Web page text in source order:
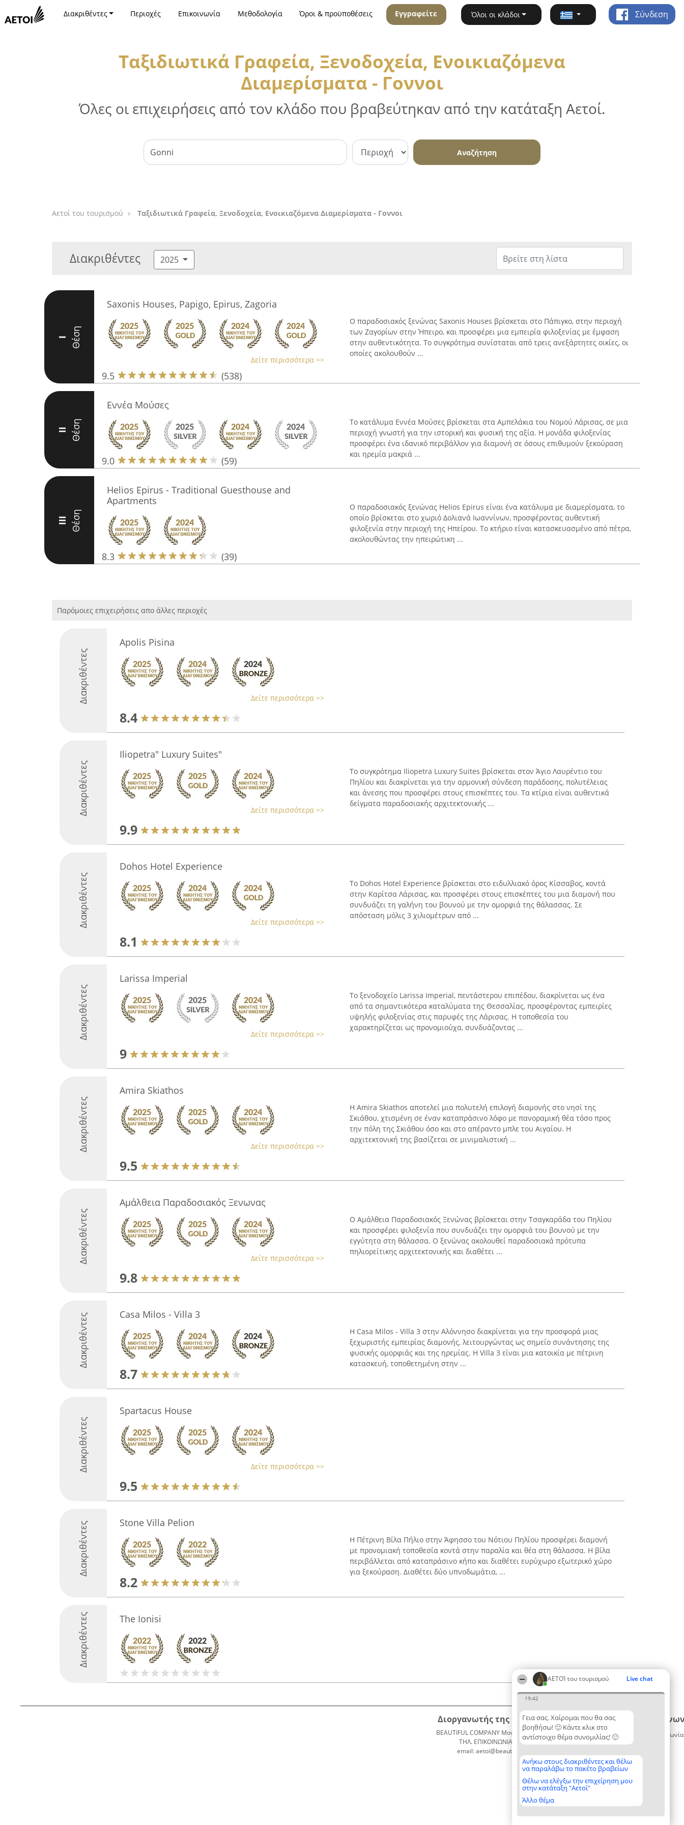
ΑΕΤΟΊ του τουρισμού Live chat
19:42
Γεια σας. Χαίρομαι που θα σας
βοηθήσω! 🙂 Κάντε κλικ στο
αντίστοιχο θέμα συνομιλίας! 🙂
Ανήκω στους διακριθέντες και θέλω
να παραλάβω το πακέτο βραβείων
Θέλω να ελέγξω την επιχείρηση μου
στην κατάταξη "Αετοί"
Άλλο θέμα
Διακριθέντες Περιοχές Επικοινωνία Μεθοδολογία Όροι & προϋποθέσεις Εγγραφείτε Όλοι οι κλάδοι Σύνδεση
Ταξιδιωτικά Γραφεία, Ξενοδοχεία, Ενοικιαζόμενα
Διαμερίσματα - Γοννοι
Όλες οι επιχειρήσεις από τον κλάδο που βραβεύτηκαν από την κατάταξη Αετοί.
Αναζήτηση
Αετοί του τουρισμού Ταξιδιωτικά Γραφεία, Ξενοδοχεία, Ενοικιαζόμενα Διαμερίσματα - Γοννοι
Διακριθέντες 2025
I Θέση
Saxonis Houses, Papigo, Epirus, Zagoria
Δείτε περισσότερα >>
9.5 (538)
Ο παραδοσιακός ξενώνας Saxonis Houses βρίσκεται στο Πάπιγκο, στην περιοχή
των Ζαγορίων στην Ήπειρο, και προσφέρει μια εμπειρία φιλοξενίας με έμφαση
στην αυθεντικότητα. Το συγκρότημα συνίσταται από τρεις ανεξάρτητες οικίες, οι
οποίες ακολουθούν ...
II Θέση
Εννέα Μούσες
9.0 (59)
Το κατάλυμα Εννέα Μούσες βρίσκεται στα Αμπελάκια του Νομού Λάρισας, σε μια
περιοχή γνωστή για την ιστορική και φυσική της αξία. Η μονάδα φιλοξενίας
προσφέρει ένα ιδανικό περιβάλλον για διαμονή σε όσους επιθυμούν ξεκούραση
και ηρεμία μακριά ...
III Θέση
Helios Epirus - Traditional Guesthouse and
Apartments
8.3 (39)
Ο παραδοσιακός ξενώνας Helios Epirus είναι ένα κατάλυμα με διαμερίσματα, το
οποίο βρίσκεται στο χωριό Δολιανά Ιωαννίνων, προσφέροντας αυθεντική
φιλοξενία στην περιοχή της Ηπείρου. Το κτήριο είναι κατασκευασμένο από πέτρα,
ακολουθώντας την ηπειρώτικη ...
Παρόμοιες επιχειρήσεις απο άλλες περιοχές
Διακριθέντες
Apolis Pisina
Δείτε περισσότερα >>
8.4
Διακριθέντες
Iliopetra" Luxury Suites"
Δείτε περισσότερα >>
9.9
Το συγκρότημα Iliopetra Luxury Suites βρίσκεται στον Άγιο Λαυρέντιο του
Πηλίου και διακρίνεται για την αρμονική σύνδεση παράδοσης, πολυτέλειας
και άνεσης που προσφέρει στους επισκέπτες του. Τα κτίρια είναι αυθεντικά
δείγματα παραδοσιακής αρχιτεκτονικής ...
Διακριθέντες
Dohos Hotel Experience
Δείτε περισσότερα >>
8.1
Το Dohos Hotel Experience βρίσκεται στο ειδυλλιακό όρος Κίσσαβος, κοντά
στην Καρίτσα Λάρισας, και προσφέρει στους επισκέπτες του μια διαμονή που
συνδυάζει τη γαλήνη του βουνού με την ομορφιά της θάλασσας. Σε
απόσταση μόλις 3 χιλιομέτρων από ...
Διακριθέντες
Larissa Imperial
Δείτε περισσότερα >>
9
Το ξενοδοχείο Larissa Imperial, πεντάστερου επιπέδου, διακρίνεται ως ένα
από τα σημαντικότερα καταλύματα της Θεσσαλίας, προσφέροντας εμπειρίες
υψηλής φιλοξενίας στις παρυφές της Λάρισας. Η τοποθεσία του
χαρακτηρίζεται ως προνομιούχα, συνδυάζοντας ...
Διακριθέντες
Amira Skiathos
Δείτε περισσότερα >>
9.5
Η Amira Skiathos αποτελεί μια πολυτελή επιλογή διαμονής στο νησί της
Σκιάθου, χτισμένη σε έναν καταπράσινο λόφο με πανοραμική θέα τόσο προς
την πόλη της Σκιάθου όσο και στο απέραντο μπλε του Αιγαίου. Η
αρχιτεκτονική της βασίζεται σε μινιμαλιστική ...
Διακριθέντες
Αμάλθεια Παραδοσιακός Ξενωνας
Δείτε περισσότερα >>
9.8
Ο Αμάλθεια Παραδοσιακός Ξενώνας βρίσκεται στην Τσαγκαράδα του Πηλίου
και προσφέρει φιλοξενία που συνδυάζει την ομορφιά του βουνού με την
εγγύτητα στη θάλασσα. Ο ξενώνας ακολουθεί παραδοσιακά πρότυπα
πηλιορείτικης αρχιτεκτονικής και διαθέτει ...
Διακριθέντες Casa Milos - Villa 3
8.7
Η Casa Milos - Villa 3 στην Αλόννησο διακρίνεται για την προσφορά μιας
ξεχωριστής εμπειρίας διαμονής, λειτουργώντας ως σημείο συνάντησης της
φυσικής ομορφιάς και της ηρεμίας. Η Villa 3 είναι μια κατοικία με πέτρινη
κατασκευή, τοποθετημένη στην ...
Διακριθέντες
Spartacus House
Δείτε περισσότερα >>
9.5
Διακριθέντες Stone Villa Pelion
8.2
Η Πέτρινη Βίλα Πήλιο στην Άφησσο του Νότιου Πηλίου προσφέρει διαμονή
με προνομιακή τοποθεσία κοντά στην παραλία και θέα στη θάλασσα. Η βίλα
περιβάλλεται από καταπράσινο κήπο και διαθέτει ευρύχωρο εξωτερικό χώρο
για ξεκούραση. Διαθέτει δύο υπνοδωμάτια, ...
Διακριθέντες The Ionisi
Διοργανωτής της κατάταξης
BEAUTIFUL COMPANY Μονοπρόσωπη ΙΚΕ
ΤΗΛ. ΕΠΙΚΟΙΝΩΝΙΑΣ: 2104128019
email: aetoi@beautifulcompany.co
Κατάταξη
Διακριθέντες
Λίστα
διακριθέντων
Μεθοδολογία
Όροι &
προϋποθέσεις
ΑΠΟΡΡΗΤΟΥ
Επικοινωνία